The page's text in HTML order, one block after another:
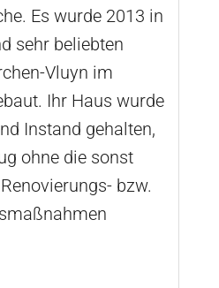
Es wurde 2013 in
sehr beliebten
Vluyn im
Ihr Haus wurde
Instand gehalten,
ohne die sonst
bzw.